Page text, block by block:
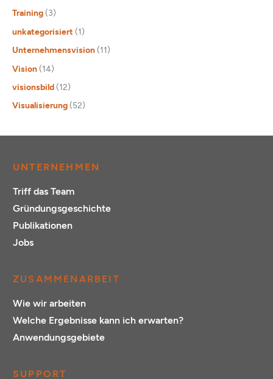
Training (3)
unkategorisiert (1)
Unternehmensvision (11)
Vision (14)
visionsbild (12)
Visualisierung (52)
UNTERNEHMEN
Triff das Team
Gründungsgeschichte
Publikationen
Jobs
ZUSAMMENARBEIT
Wie wir arbeiten
Welche Ergebnisse kann ich erwarten?
Anwendungsgebiete
SUPPORT